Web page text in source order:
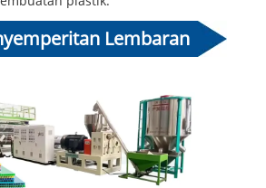
Lembaran